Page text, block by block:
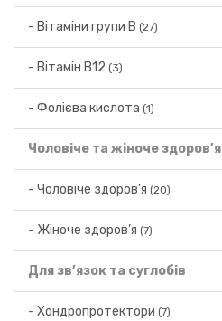
- Вітаміни групи В (27)
- Вітамін В12 (3)
- Фолієва кислота (1)
Чоловіче та жіноче здоров’я
- Чоловіче здоров’я (20)
- Жіноче здоров’я (7)
Для зв’язок та суглобів
- Хондропротектори (7)